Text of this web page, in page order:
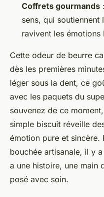
Coffrets gourmands
sens, qui
ravivent les émotions
Cette odeur de beurre
dès les premières
léger sous la dent, ce
avec les paquets du
souvenez de ce
simple biscuit réveille
émotion pure et sincère.
bouchée artisanale, il y
a une histoire, une main
posé avec soin.